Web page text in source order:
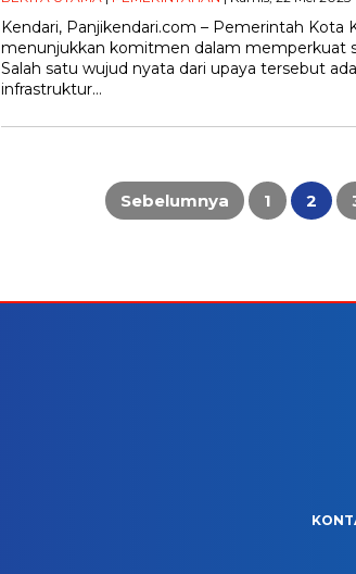
Kendari, Panjikendari.com – Pemerintah Kota
menunjukkan komitmen dalam memperkuat
Salah satu wujud nyata dari upaya tersebut
infrastruktur…
Paginasi
Sebelumnya 1 2